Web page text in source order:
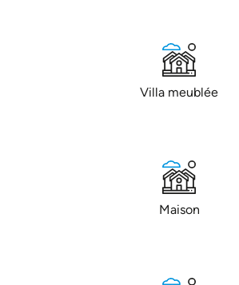
Villa meublée
Maison